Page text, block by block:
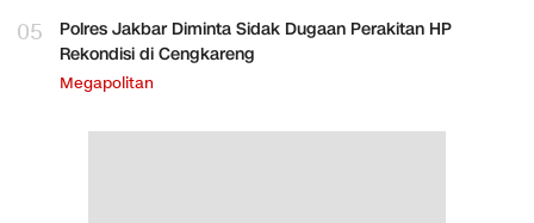
05
Polres Jakbar Diminta Sidak Dugaan Perakitan HP
Rekondisi di Cengkareng
Megapolitan